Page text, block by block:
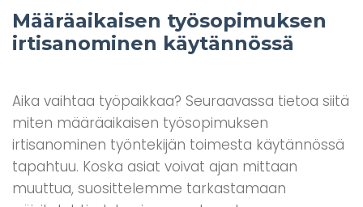
Määräaikaisen työsopimuksen
irtisanominen käytännössä
Aika vaihtaa työpaikkaa? Seuraavassa tietoa siitä
miten määräaikaisen työsopimuksen
irtisanominen työntekijän toimesta käytännössä
tapahtuu. Koska asiat voivat ajan mittaan
muuttua, suosittelemme tarkastamaan